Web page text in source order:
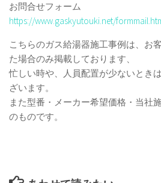
お問合せフォーム
https://www.gaskyutouki.net/
こちらのガス給湯器施工事例は、お
た場合のみ掲載しております、
忙しい時や、人員配置が少ないとき
ざいます。
また型番・メーカー希望価格・当社
のものです。